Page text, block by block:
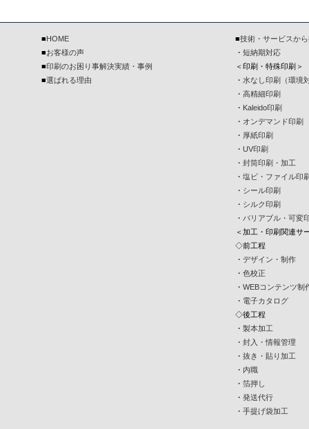
■HOME
■お客様の声
■印刷のお困り事解決実績・事例
■選ばれる理由
■技術・サービスか
・ 短納期対応
＜印刷・特殊印刷＞
・ 水なし印刷（環境
・ 高精細印刷
・ Kaleido印刷
・ オンデマンド印刷
・ 厚紙印刷
・ UV印刷
・ 封筒印刷・加工
・ 塩ビ・ファイル印
・ シール印刷
・ シルク印刷
・ バリアブル・可変
＜加工・印刷関連サ
◇前工程
・ デザイン・制作
・ 色校正
・ WEBコンテンツ制
・ 電子カタログ
◇後工程
・ 製本加工
・ 封入・情報管理
・ 抜き・貼り加工
・ 内職
・ 箔押し
・ 発送代行
・ 手提げ袋加工